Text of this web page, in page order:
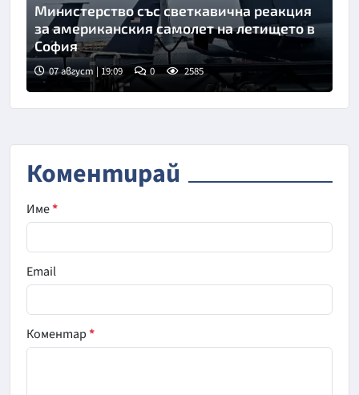
Министерство със светкавична реакция
за американския самолет на летището в
София
07 август | 19:09 0 2585
Коментирай
Име*
Email
Коментар*